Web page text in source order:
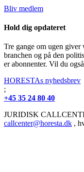
Bliv medlem
Hold dig opdateret
Tre gange om ugen
branchen og på den
er abonnenter. Vil du
HORESTAs nyhedsbrev
;
+45 35 24 80 40
JURIDISK
callcenter@horesta.dk ,